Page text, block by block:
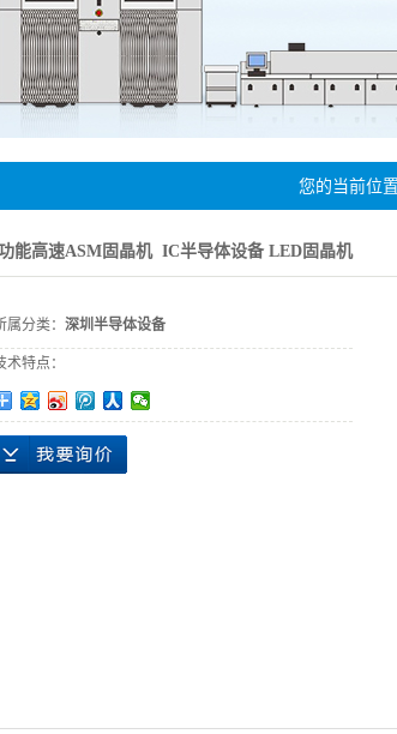
您的当前位
能高速ASM固晶机 IC半导体设备 LED固晶机
属分类： 深圳半导体设备
术特点：